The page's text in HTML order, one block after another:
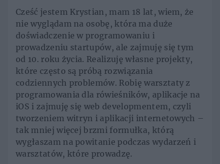
Cześć jestem Krystian, mam 18 lat, wiem, że
nie wyglądam na osobę, która ma duże
doświadczenie w programowaniu i
prowadzeniu startupów, ale zajmuję się tym
od 10. roku życia. Realizuję własne projekty,
które często są próbą rozwiązania
codziennych problemów. Robię warsztaty z
programowania dla rówieśników, aplikacje na
iOS i zajmuję się web developmentem, czyli
tworzeniem witryn i aplikacji internetowych –
tak mniej więcej brzmi formułka, którą
wygłaszam na powitanie podczas wydarzeń i
warsztatów, które prowadzę.